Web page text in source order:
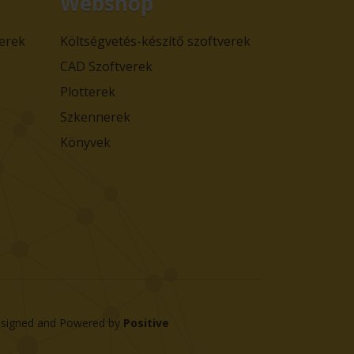
Költségvetés-készítő szoftverek
CAD Szoftverek
Plotterek
Szkennerek
Könyvek
and Powered by Positive